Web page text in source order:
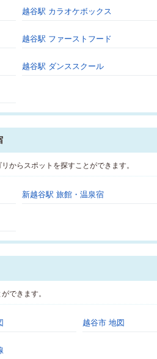
越谷駅 カラオケボックス
越谷駅 ファーストフード
越谷駅 ダンススクール
からスポットを探すことができます。
新越谷駅 旅館・温泉宿
できます。
越谷市 地図